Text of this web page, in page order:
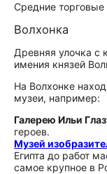
Средние
Волхонка
Древняя улочка с
имения князей
На Волхонке
музеи, например:
Галерею Ильи
героев.
Музей
Египта до работ
самое крупное в